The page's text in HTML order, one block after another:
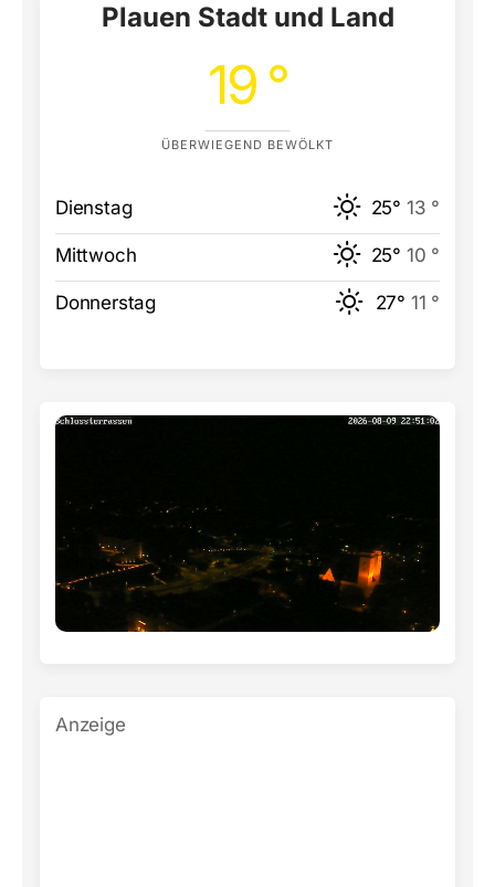
Plauen Stadt und Land
19 °
ÜBERWIEGEND BEWÖLKT
Dienstag 25° 13 °
Mittwoch 25° 10 °
Donnerstag 27° 11 °
Anzeige